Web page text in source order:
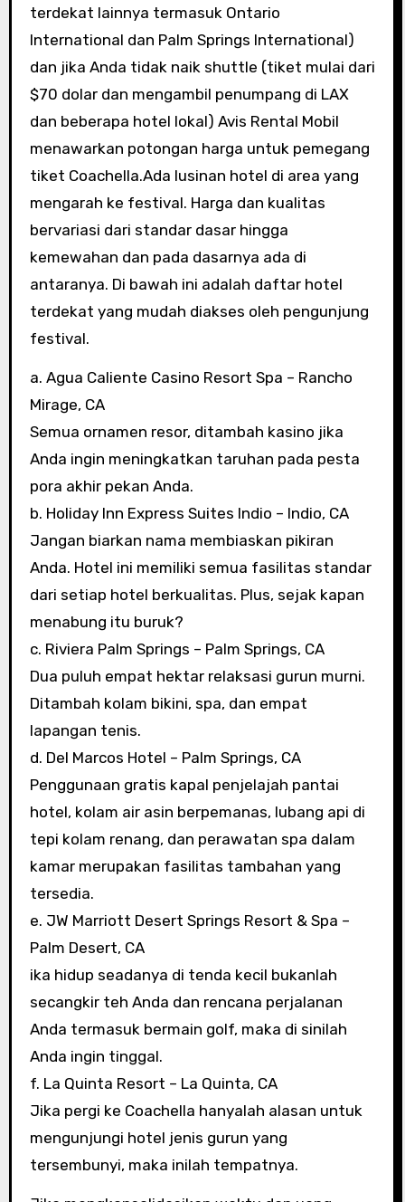
terdekat lainnya termasuk Ontario
International dan Palm Springs International)
dan jika Anda tidak naik shuttle (tiket mulai dari
$70 dolar dan mengambil penumpang di LAX
dan beberapa hotel lokal) Avis Rental Mobil
menawarkan potongan harga untuk pemegang
tiket Coachella.Ada lusinan hotel di area yang
mengarah ke festival. Harga dan kualitas
bervariasi dari standar dasar hingga
kemewahan dan pada dasarnya ada di
antaranya. Di bawah ini adalah daftar hotel
terdekat yang mudah diakses oleh pengunjung
festival.
a. Agua Caliente Casino Resort Spa – Rancho
Mirage, CA
Semua ornamen resor, ditambah kasino jika
Anda ingin meningkatkan taruhan pada pesta
pora akhir pekan Anda.
b. Holiday Inn Express Suites Indio – Indio, CA
Jangan biarkan nama membiaskan pikiran
Anda. Hotel ini memiliki semua fasilitas standar
dari setiap hotel berkualitas. Plus, sejak kapan
menabung itu buruk?
c. Riviera Palm Springs – Palm Springs, CA
Dua puluh empat hektar relaksasi gurun murni.
Ditambah kolam bikini, spa, dan empat
lapangan tenis.
d. Del Marcos Hotel – Palm Springs, CA
Penggunaan gratis kapal penjelajah pantai
hotel, kolam air asin berpemanas, lubang api di
tepi kolam renang, dan perawatan spa dalam
kamar merupakan fasilitas tambahan yang
tersedia.
e. JW Marriott Desert Springs Resort & Spa –
Palm Desert, CA
ika hidup seadanya di tenda kecil bukanlah
secangkir teh Anda dan rencana perjalanan
Anda termasuk bermain golf, maka di sinilah
Anda ingin tinggal.
f. La Quinta Resort – La Quinta, CA
Jika pergi ke Coachella hanyalah alasan untuk
mengunjungi hotel jenis gurun yang
tersembunyi, maka inilah tempatnya.